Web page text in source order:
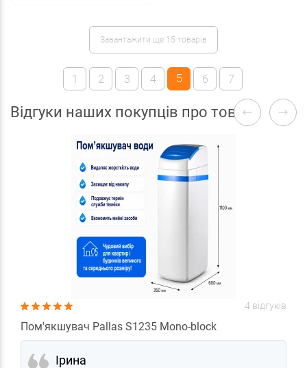
Завантажити ще 15 товарів
1 2 3 4 5 6 7
Відгуки наших покупців про товари
4 відгуків
Пом'якшувач Pallas S1235 Mono-block
Ірина